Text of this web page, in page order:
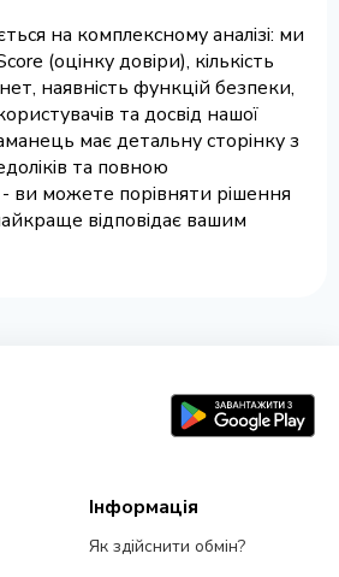
на комплексному аналізі: ми
(оцінку довіри), кількість
наявність функцій безпеки,
та досвід нашої
має детальну сторінку з
та повною
ви можете порівняти рішення
відповідає вашим
Інформація
Як здійснити обмін?